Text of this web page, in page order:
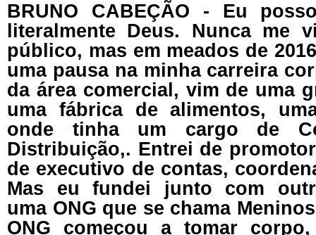
BRUNO CABEÇÃO - Eu
literalmente Deus. Nunca me
público, mas em meados de
uma pausa na minha carreira
da área comercial, vim de uma
uma fábrica de alimentos,
onde tinha um cargo de
Distribuição,. Entrei de
de executivo de contas,
Mas eu fundei junto com
uma ONG que se chama
ONG começou a tomar